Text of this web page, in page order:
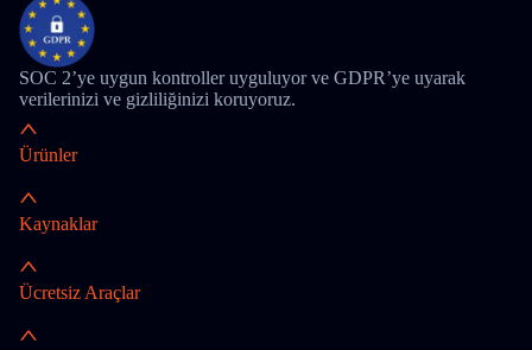
SOC 2’ye uygun kontroller uyguluyor ve GDPR’ye uyarak
verilerinizi ve gizliliğinizi koruyoruz.
Ürünler
Kaynaklar
Ücretsiz Araçlar